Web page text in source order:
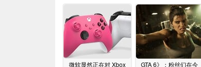
微软显然正在对 Xbox
GTA 6》：粉丝们在今